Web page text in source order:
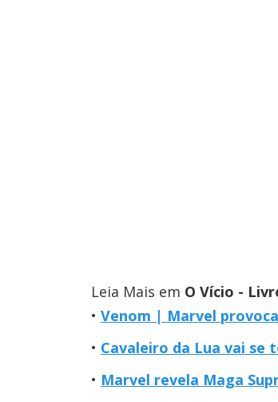
Leia Mais em O Vício -
Venom | Marvel
Cavaleiro da Lua vai se
Marvel revela Maga